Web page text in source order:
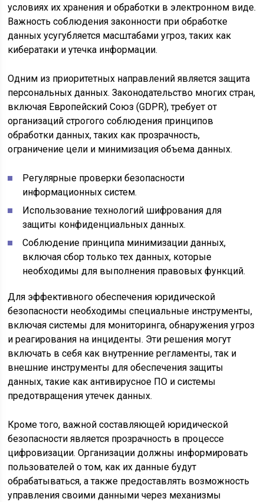
условиях их хранения и обработки в электронном виде.
Важность соблюдения законности при обработке
данных усугубляется масштабами угроз, таких как
кибератаки и утечка информации.
Одним из приоритетных направлений является защита
персональных данных. Законодательство многих стран,
включая Европейский Союз (GDPR), требует от
организаций строгого соблюдения принципов
обработки данных, таких как прозрачность,
ограничение цели и минимизация объема данных.
Регулярные проверки безопасности
информационных систем.
Использование технологий шифрования для
защиты конфиденциальных данных.
Соблюдение принципа минимизации данных,
включая сбор только тех данных, которые
необходимы для выполнения правовых функций.
Для эффективного обеспечения юридической
безопасности необходимы специальные инструменты,
включая системы для мониторинга, обнаружения угроз
и реагирования на инциденты. Эти решения могут
включать в себя как внутренние регламенты, так и
внешние инструменты для обеспечения защиты
данных, такие как антивирусное ПО и системы
предотвращения утечек данных.
Кроме того, важной составляющей юридической
безопасности является прозрачность в процессе
цифровизации. Организации должны информировать
пользователей о том, как их данные будут
обрабатываться, а также предоставлять возможность
управления своими данными через механизмы